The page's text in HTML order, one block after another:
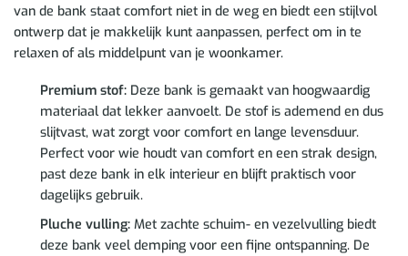
van de bank staat comfort niet in de weg en biedt een stijlvol
ontwerp dat je makkelijk kunt aanpassen, perfect om in te
relaxen of als middelpunt van je woonkamer.
Premium stof:Deze bank is gemaakt van hoogwaardig
materiaal dat lekker aanvoelt. De stof is ademend en dus
slijtvast, wat zorgt voor comfort en lange levensduur.
Perfect voor wie houdt van comfort en een strak design,
past deze bank in elk interieur en blijft praktisch voor
dagelijks gebruik.
Pluche vulling:Met zachte schuim- en vezelvulling biedt
deze bank veel demping voor een fijne ontspanning. De